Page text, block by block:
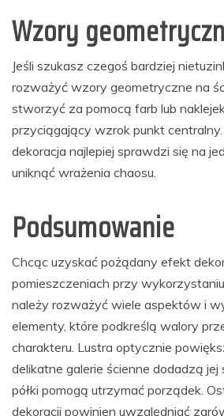
Wzory
Jeśli szukasz czegoś bardziej
rozważyć wzory geometryczne na
stworzyć za pomocą farb lub
przyciągający wzrok punkt
dekoracja najlepiej sprawdzi się na
uniknąć wrażenia chaosu.
Podsumowanie
Chcąc uzyskać pożądany efekt
pomieszczeniach przy
należy rozważyć wiele aspektów i
elementy, które podkreślą walory
charakteru. Lustra optycznie
delikatne galerie ścienne dodadzą jej
półki pomogą utrzymać porządek.
dekoracji powinien uwzględniać